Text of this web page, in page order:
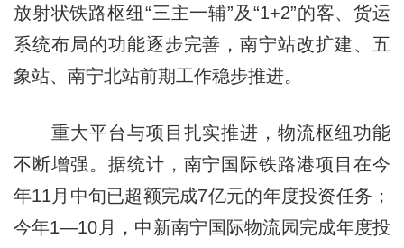
放射状铁路枢纽“三主一辅”及“1+2”的客、货运
系统布局的功能逐步完善，南宁站改扩建、五
象站、南宁北站前期工作稳步推进。
重大平台与项目扎实推进，物流枢纽功能
不断增强。据统计，南宁国际铁路港项目在今
年11月中旬已超额完成7亿元的年度投资任务；
今年1—10月，中新南宁国际物流园完成年度投